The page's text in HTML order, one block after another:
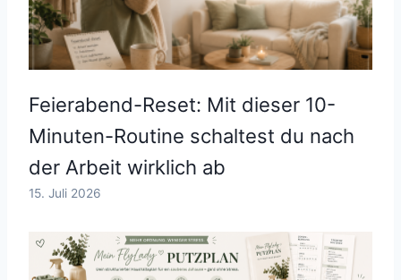
Feierabend-Reset: Mit dieser 10-
Minuten-Routine schaltest du nach
der Arbeit wirklich ab
15. Juli 2026